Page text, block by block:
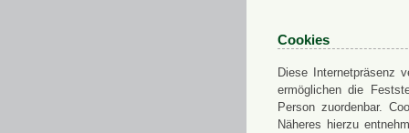
Cookies
Diese Internetpräsenz
ermöglichen die
Person zuordenbar.
Näheres hierzu